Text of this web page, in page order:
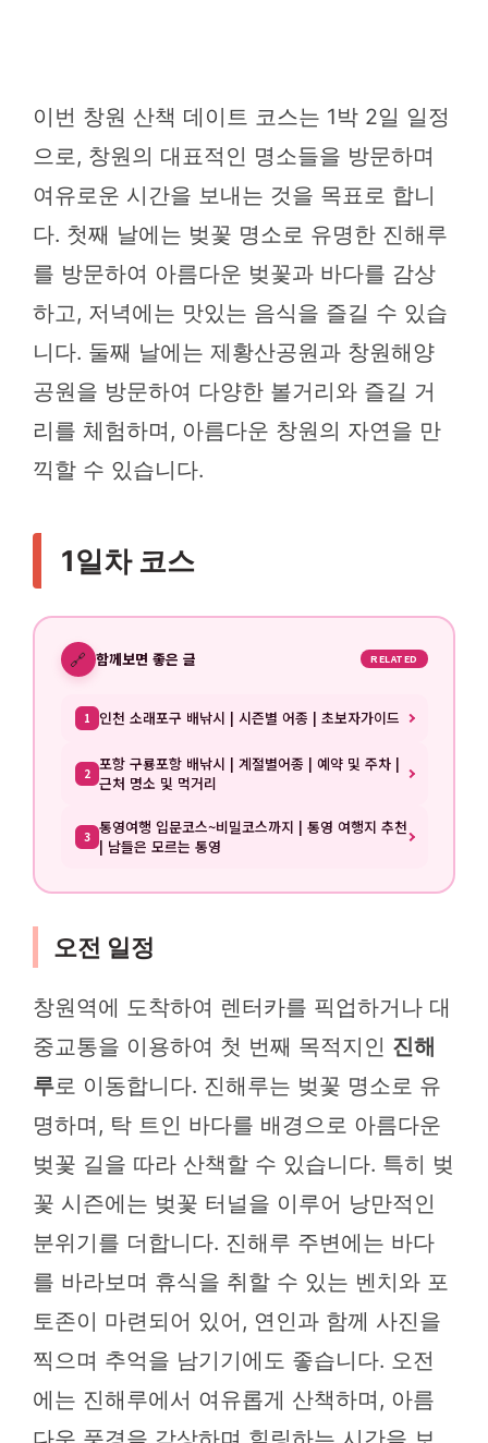
이번 창원 산책 데이트 코스는 1박 2일 일정
으로, 창원의 대표적인 명소들을 방문하며
여유로운 시간을 보내는 것을 목표로 합니
다. 첫째 날에는 벚꽃 명소로 유명한 진해루
를 방문하여 아름다운 벚꽃과 바다를 감상
하고, 저녁에는 맛있는 음식을 즐길 수 있습
니다. 둘째 날에는 제황산공원과 창원해양
공원을 방문하여 다양한 볼거리와 즐길 거
리를 체험하며, 아름다운 창원의 자연을 만
끽할 수 있습니다.
1일차 코스
🔗 함께보면 좋은 글 RELATED
1 인천 소래포구 배낚시 | 시즌별 어종 | 초보자가이드
2 포항 구룡포항 배낚시 | 계절별어종 | 예약 및 주차 |
근처 명소 및 먹거리
3 통영여행 입문코스~비밀코스까지 | 통영 여행지 추천
| 남들은 모르는 통영
오전 일정
창원역에 도착하여 렌터카를 픽업하거나 대
중교통을 이용하여 첫 번째 목적지인 진해
루로 이동합니다. 진해루는 벚꽃 명소로 유
명하며, 탁 트인 바다를 배경으로 아름다운
벚꽃 길을 따라 산책할 수 있습니다. 특히 벚
꽃 시즌에는 벚꽃 터널을 이루어 낭만적인
분위기를 더합니다. 진해루 주변에는 바다
를 바라보며 휴식을 취할 수 있는 벤치와 포
토존이 마련되어 있어, 연인과 함께 사진을
찍으며 추억을 남기기에도 좋습니다. 오전
에는 진해루에서 여유롭게 산책하며, 아름